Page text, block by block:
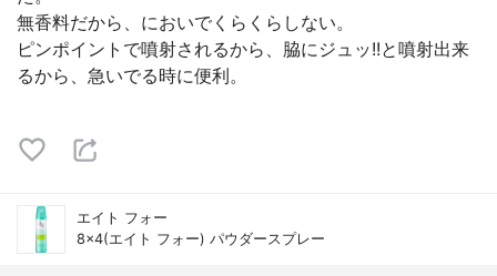
無香料だから、においでくらくらしない。
ピンポイントで噴射されるから、脇にジュッ!!と噴射出来
るから、急いでる時に便利。
エイト フォー
8×4(エイト フォー) パウダースプレー